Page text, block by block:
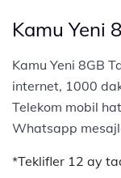
Kamu Yeni
​​​​​​​​​​​​​​​​​​​​​​​​​​​​​​​​​​​​​Kamu Yeni 8GB
internet, 1000
Telekom mobil
Whatsapp
​​​*Teklifler 12 ay